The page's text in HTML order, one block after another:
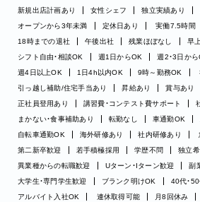
新規出店計画あり
女性シェフ 独立実績あり
オープンから3年未満
定休日あり 実働7.5時間
18時までの退社
午後出社 残業ほぼなし 早
シフト自由・相談OK
週1日からOK
週2・3日か
週4日以上OK
1日4h以内OK 9時～勤務OK
引っ越し補助/住宅手当あり
昇給あり 賞与あり
正社員登用あり
講習費・コンテスト費サポート
まかない・食事補助あり
転勤なし 車通勤OK
自転車通勤OK
海外研修あり 社内研修あり
第二新卒歓迎
若手積極採用 学歴不問
独立
異業種からの転職歓迎
Uターン・Iターン歓迎
副
大学生・専門学生歓迎
ブランク明けOK
40代・
アルバイト入社OK
連休取得可能 月8回休み